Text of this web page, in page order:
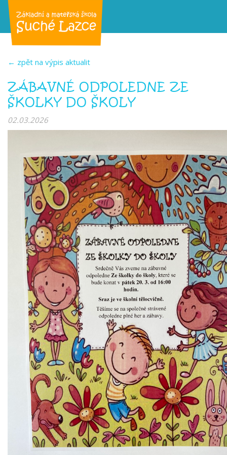
← zpět na výpis aktualit
ZÁBAVNÉ ODPOLEDNE ZE
ŠKOLKY DO ŠKOLY
02.03.2026